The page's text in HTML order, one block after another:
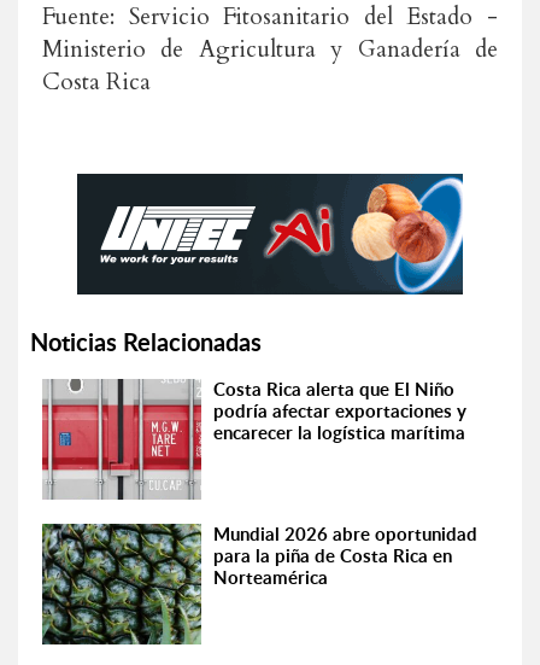
Fuente: Servicio Fitosanitario del Estado -
Ministerio de Agricultura y Ganadería de
Costa Rica
Noticias Relacionadas
Costa Rica alerta que El Niño
podría afectar exportaciones y
encarecer la logística marítima
Mundial 2026 abre oportunidad
para la piña de Costa Rica en
Norteamérica